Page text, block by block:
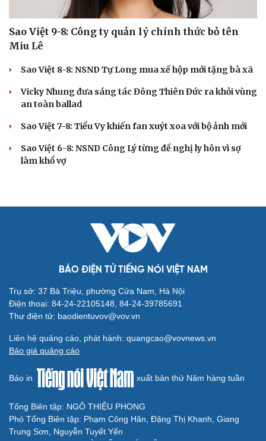
Sao Việt 9-8: Công ty quản lý chính thức bỏ tên
Miu Lê
Sao Việt 8-8: NSND Tự Long mua xế hộp mới tặng bà xã
Vicky Nhung đưa sáng tác Đông Thiên Đức ra khỏi vùng
an toàn ballad
Sao Việt 7-8: Tiểu Vy khiến fan xuýt xoa với bộ ảnh mới
Sao Việt 6-8: NSND Công Lý từng đề nghị ly hôn vì sợ
làm khổ vợ
BÁO ĐIỆN TỬ TIẾNG NÓI VIỆT NAM
Trụ sở: 37 Bà Triệu, phường Cửa Nam, Hà Nội
Điện thoại: 84-24-22105148, 84-24-39785691
Thư điện tử: baodientuvov@vov.vn
Liên hệ quảng cáo, phát hành: quangcao@vovnews.vn
Báo giá quảng cáo
Báo in xuất bản thứ Năm hàng tuần
Tổng Biên tập: NGÔ THIỆU PHONG
Phó Tổng Biên tập: Phạm Công Hân, Đặng Thị Khanh, Giang
Trung Sơn, Nguyễn Tuyết Yến